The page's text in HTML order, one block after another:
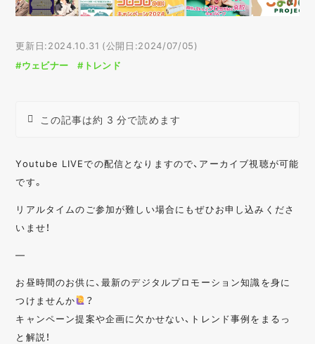
更新日:2024.10.31 (公開日:2024/07/05)
#ウェビナー
#トレンド
この記事は約 3 分で読めます
Youtube LIVEでの配信となりますので、アーカイブ視聴が可能
です。
リアルタイムのご参加が難しい場合にもぜひお申し込みくださ
いませ！
—
お昼時間のお供に、最新のデジタルプロモーション知識を身に
つけませんか
？
キャンペーン提案や企画に欠かせない、トレンド事例をまるっ
と解説！